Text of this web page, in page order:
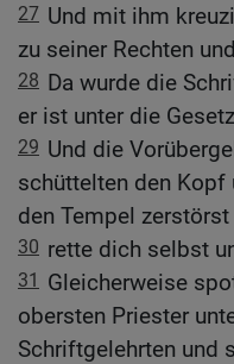
27 Und mit ihm
zu seiner Rechten
28 Da wurde die
er ist unter die
29 Und die
schüttelten den Kopf
den Tempel
30 rette dich selbst
31 Gleicherweise
obersten Priester
Schriftgelehrten und